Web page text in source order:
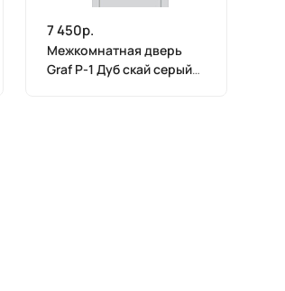
7 450р.
Межкомнатная дверь
Graf P-1 Дуб скай серый